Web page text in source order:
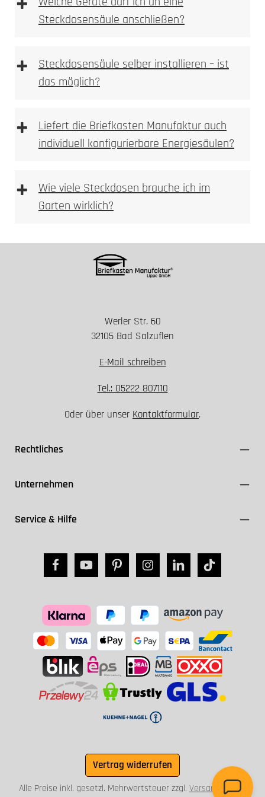
Leitungsschutzschalter
UV-stabile Oberflächen
Steckdosensäule anschließen?
+
Steckdosensäule selber installieren – ist
das möglich?
Installation nur spannungsfrei durchführen
Kabel ausschließlich für den Außenbereich (z. B.
VDE- und Herstellerangaben einhalten
+
Liefert die Briefkasten Manufaktur auch
individuell konfigurierbare Energiesäulen?
+
Wie viele Steckdosen brauche ich im
Garten wirklich?
Werler Str. 60
32105 Bad Salzuflen
E-Mail schreiben
Tel.: 05222 807110
Oder über unser Kontaktformular.
Rechtliches
Unternehmen
Service & Hilfe
Vertrag widerrufen
Alle Preise inkl. gesetzl. Mehrwertsteuer zzgl. Versandkosten